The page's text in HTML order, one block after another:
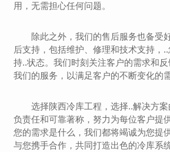
用，无需担心任何问题。
除此之外，我们的售后服务也备受
后支持，包括维护、修理和技术支持，
持..状态。我们时刻关注客户的需求和
我们的服务，以满足客户的不断变化的需
选择陕西冷库工程，选择..解决方案
负责任和可靠著称，努力为每位客户提
您的需求是什么，我们都将竭诚为您提
与您携手合作，共同打造出色的冷库系